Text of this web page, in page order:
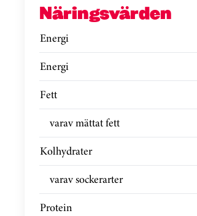
Näringsvärden
Energi
Energi
Fett
varav mättat fett
Kolhydrater
varav sockerarter
Protein